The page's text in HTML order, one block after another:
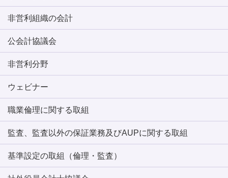
非営利組織の会計
公会計協議会
非営利分野
ウェビナー
職業倫理に関する取組
監査、監査以外の保証業務及びAUPに関する取組
基準設定の取組（倫理・監査）